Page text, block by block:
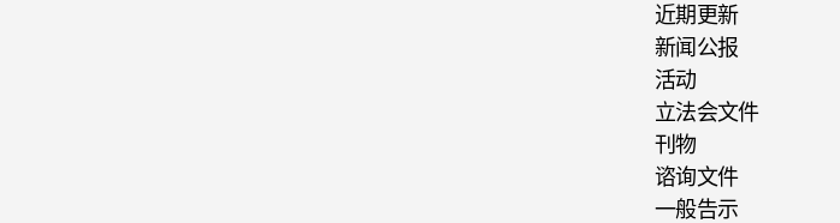
近期更新
新闻公报
活动
立法会文件
刊物
谘询文件
一般告示